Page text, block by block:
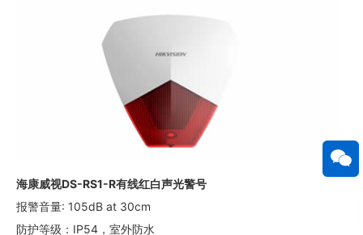
海康威视DS-RS1-R有线红白声光警号
报警音量: 105dB at 30cm
防护等级：IP54，室外防水